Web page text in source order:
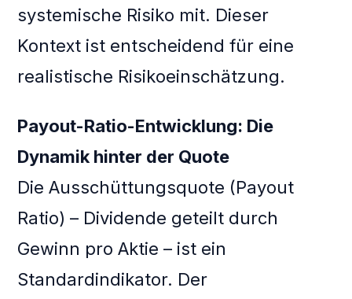
systemische Risiko mit. Dieser
Kontext ist entscheidend für eine
realistische Risikoeinschätzung.
Payout-Ratio-Entwicklung: Die
Dynamik hinter der Quote
Die Ausschüttungsquote (Payout
Ratio) – Dividende geteilt durch
Gewinn pro Aktie – ist ein
Standardindikator. Der